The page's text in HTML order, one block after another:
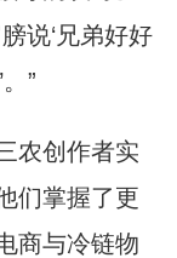
说‘兄弟好好
”
农创作者实
们掌握了更
商与冷链物